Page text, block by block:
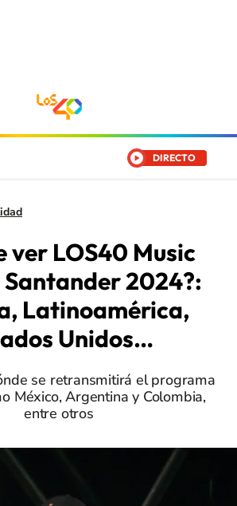
DIRECTO
ver LOS40 Music
2024?:
Latinoamérica,
Unidos…
se retransmitirá el programa
México, Argentina y Colombia,
entre otros